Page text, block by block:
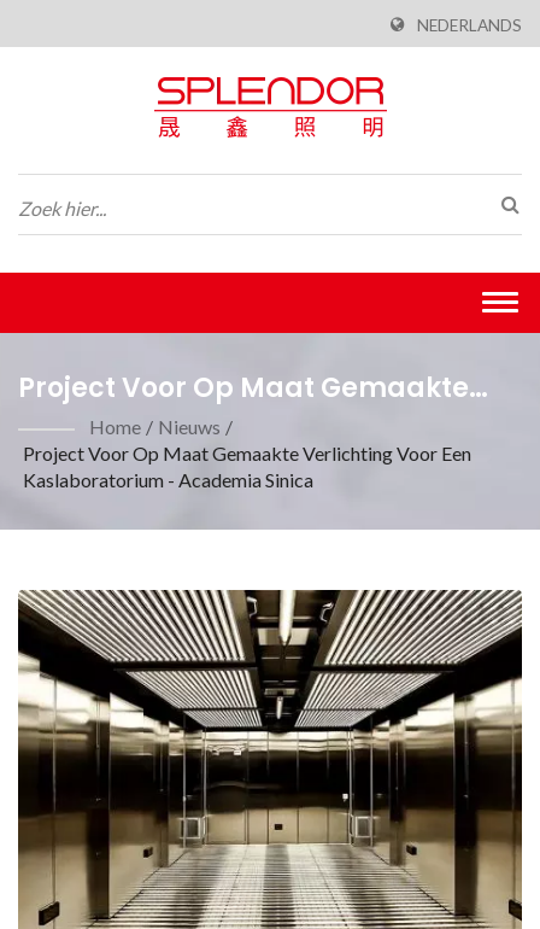
NEDERLANDS
Project Voor Op Maat Gemaakte
Verlichting Voor Een
Kaslaboratorium - Academia
ProductieSplendor Lighting
Home / Nieuws /
Project Voor Op Maat Gemaakte Verlichting Voor Een
Kaslaboratorium - Academia Sinica